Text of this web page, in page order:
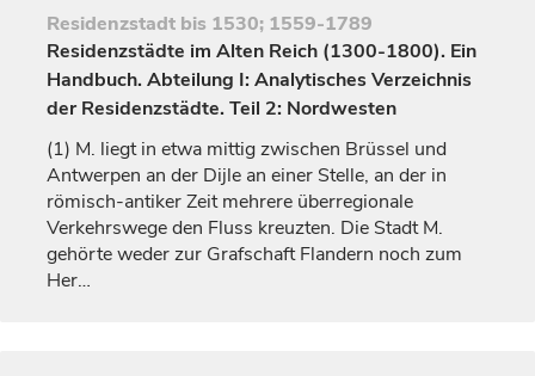
Residenzstadt bis 1530; 1559-1789
Residenzstädte im Alten Reich (1300-1800). Ein
Handbuch. Abteilung I: Analytisches Verzeichnis
der Residenzstädte. Teil 2: Nordwesten
(1) M. liegt in etwa mittig zwischen Brüssel und
Antwerpen an der Dijle an einer Stelle, an der in
römisch-antiker Zeit mehrere überregionale
Verkehrswege den Fluss kreuzten. Die Stadt M.
gehörte weder zur GrafschaftFlandern noch zum
Her…